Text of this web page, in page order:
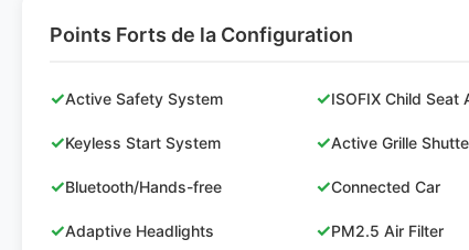
Points Forts de la Configuration
✓Active Safety System ✓ISOFIX Child Seat
✓Keyless Start System ✓Active Grille
✓Bluetooth/Hands-free ✓Connected Car
✓Adaptive Headlights ✓PM2.5 Air Filter